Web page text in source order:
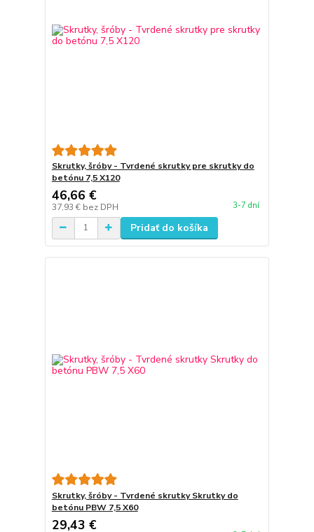
Skrutky, šróby - Tvrdené skrutky pre skrutky do
betónu 7,5 X120
46,66 €
37,93 € bez DPH 3-7 dní
Pridať do košíka
Skrutky, šróby - Tvrdené skrutky Skrutky do
betónu PBW 7,5 X60
29,43 €